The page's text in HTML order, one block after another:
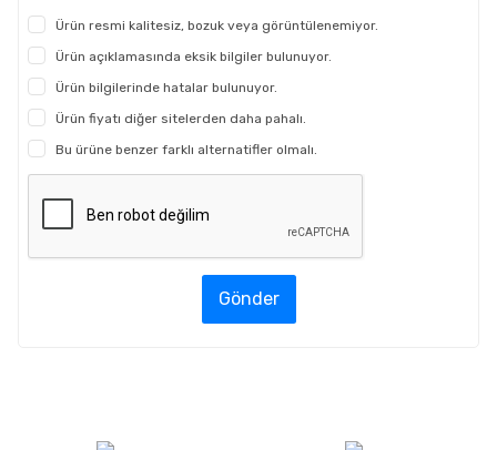
Ürün resmi kalitesiz, bozuk veya görüntülenemiyor.
Ürün açıklamasında eksik bilgiler bulunuyor.
Ürün bilgilerinde hatalar bulunuyor.
Ürün fiyatı diğer sitelerden daha pahalı.
Bu ürüne benzer farklı alternatifler olmalı.
Gönder